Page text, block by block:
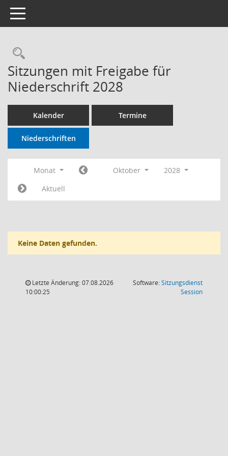
Toggle navigation
Sitzungen mit Freigabe für
Niederschrift 2028
Kalender Termine
Niederschriften
Monat Oktober
2028
Aktuell
Keine Daten gefunden.
Letzte Änderung: 07.08.2026
10:00:25
Software:Sitzungsdienst
Session(Wird in